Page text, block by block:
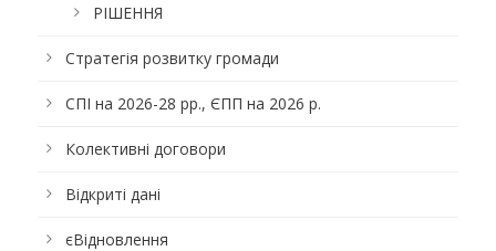
РІШЕННЯ
Стратегія розвитку громади
СПІ на 2026-28 рр., ЄПП на 2026 р.
Колективні договори
Відкриті дані
єВідновлення